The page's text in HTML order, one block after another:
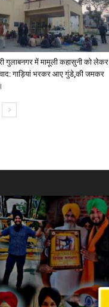
गुलाबनगर में मामूली कहासुनी को लेकर
गाड़ियां भरकर आए गुंडे,की जमकर